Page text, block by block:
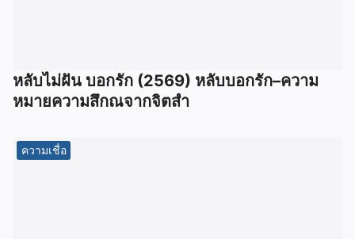
หลับไม่ฝัน บอกรัก (2569) หลับบอกรัก–ความ
หมายความสึกณจากจิตสำ
ความเชื่อ